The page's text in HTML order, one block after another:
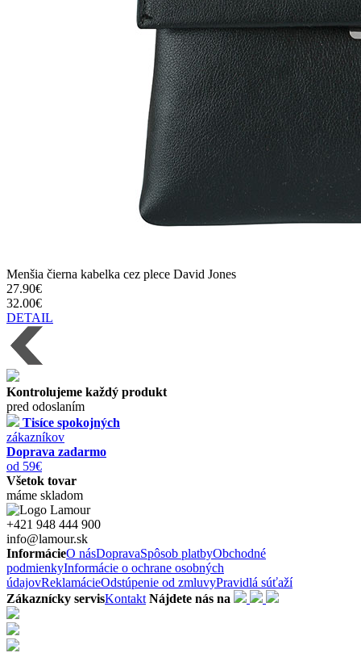
Menšia čierna kabelka cez plece David Jones
27.90€
32.00€
DETAIL
Kontrolujeme každý produkt
pred odoslaním
Tisíce spokojných
zákazníkov
Doprava zadarmo
od 59€
Všetok tovar
máme skladom
+421 948 444 900
info@lamour.sk
InformácieO násDopravaSpôsob platbyObchodné
podmienkyInformácie o ochrane osobných
údajovReklamácieOdstúpenie od zmluvyPravidlá súťaží
Zákaznícky servisKontakt Nájdete nás na